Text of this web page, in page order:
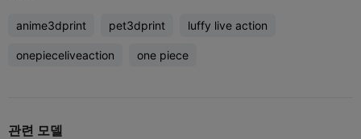
anime3dprint pet3dprint luffy live action
onepieceliveaction one piece
관련 모델